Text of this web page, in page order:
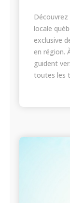
Découvrez
locale
exclusive
en région.
guident
toutes les